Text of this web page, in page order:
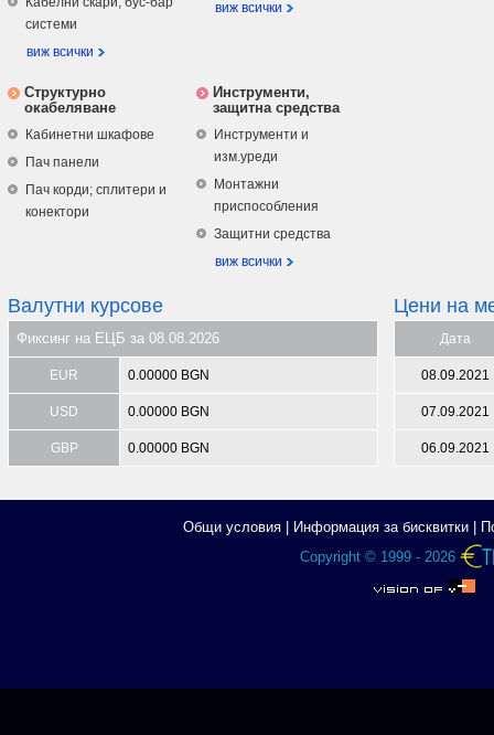
системи
виж всички
виж всички
Структурно
окабеляване
Кабинетни шкафове
Пач панели
Пач корди; сплитери и
конектори
Инструменти,
защитна средства
Инструменти и
изм.уреди
Монтажни
приспособления
Защитни средства
виж всички
Валутни курсове
Фиксинг на ЕЦБ за 08.08.2026
EUR 0.00000 BGN
USD 0.00000 BGN
GBP 0.00000 BGN
Цени на
Дата
08.09.2021
07.09.2021
06.09.2021
Общи условия| Информация за бисквитки|
Copyright © 1999 - 2026